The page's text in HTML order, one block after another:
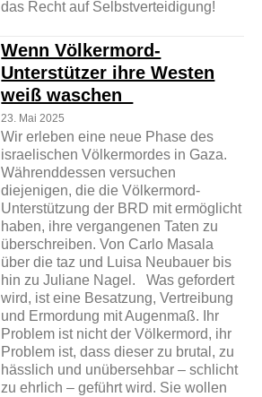
das Recht auf Selbstverteidigung!
Wenn Völkermord-
Unterstützer ihre Westen
weiß waschen
23. Mai 2025
Wir erleben eine neue Phase des
israelischen Völkermordes in Gaza.
Währenddessen versuchen
diejenigen, die die Völkermord-
Unterstützung der BRD mit ermöglicht
haben, ihre vergangenen Taten zu
überschreiben. Von Carlo Masala
über die taz und Luisa Neubauer bis
hin zu Juliane Nagel. Was gefordert
wird, ist eine Besatzung, Vertreibung
und Ermordung mit Augenmaß. Ihr
Problem ist nicht der Völkermord, ihr
Problem ist, dass dieser zu brutal, zu
hässlich und unübersehbar – schlicht
zu ehrlich – geführt wird. Sie wollen